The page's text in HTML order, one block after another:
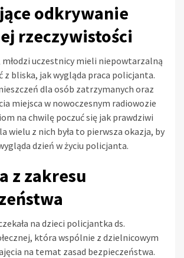
odkrywanie
rzeczywistości
młodzi uczestnicy mieli niepowtarzalną
z bliska, jak wygląda praca policjanta.
dla osób zatrzymanych oraz
miejsca w nowoczesnym radiowozie
na chwilę poczuć się jak prawdziwi
wielu z nich była to pierwsza okazja, by
dzień w życiu policjanta.
z zakresu
na dzieci policjantka ds.
która wspólnie z dzielnicowym
na temat zasad bezpieczeństwa.